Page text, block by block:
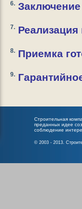
Реализация
Приемка
Строительная
преданных идее
соблюдение
© 2003 - 2013.